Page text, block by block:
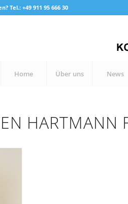
Tel.: +49 911 95 666 30
Home Über uns News
HARTMANN